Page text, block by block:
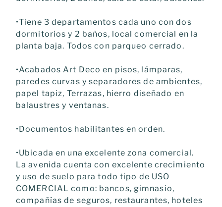
•Tiene 3 departamentos cada uno con dos
dormitorios y 2 baños, local comercial en la
planta baja. Todos con parqueo cerrado.
•Acabados Art Deco en pisos, lámparas,
paredes curvas y separadores de ambientes,
papel tapiz, Terrazas, hierro diseñado en
balaustres y ventanas.
•Documentos habilitantes en orden.
•Ubicada en una excelente zona comercial.
La avenida cuenta con excelente crecimiento
y uso de suelo para todo tipo de USO
COMERCIAL como: bancos, gimnasio,
compañías de seguros, restaurantes, hoteles